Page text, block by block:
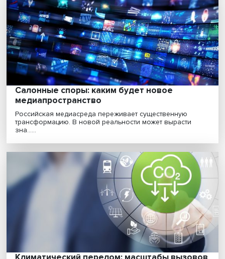
Исак Фрумин: «черные лебеди» для
учителей — что и как меняет систему
образования
Что имеет большее значение для трансформации
образования — внутренние причины или
вне......